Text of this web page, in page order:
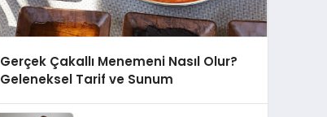
Gerçek Çakallı Menemeni Nasıl Olur?
Geleneksel Tarif ve Sunum